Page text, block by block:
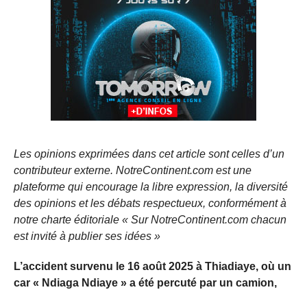
Les opinions exprimées dans cet article sont celles d’un
contributeur externe. NotreContinent.com est une
plateforme qui encourage la libre expression, la diversité
des opinions et les débats respectueux, conformément à
notre charte éditoriale « Sur NotreContinent.com chacun
est invité à publier ses idées »
L’accident survenu le 16 août 2025 à Thiadiaye, où un
car « Ndiaga Ndiaye » a été percuté par un camion,